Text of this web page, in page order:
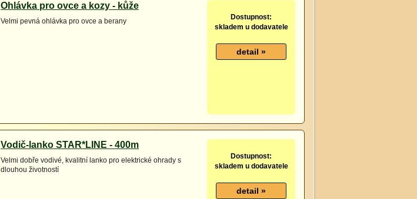
Ohlávka pro ovce a kozy - kůže
Velmi pevná ohlávka pro ovce a berany
Dostupnost:
skladem u dodavatele
Vodič-lanko STAR*LINE - 400m
Velmi dobře vodivé, kvalitní lanko pro elektrické ohrady s
dlouhou životností
Dostupnost:
skladem u dodavatele